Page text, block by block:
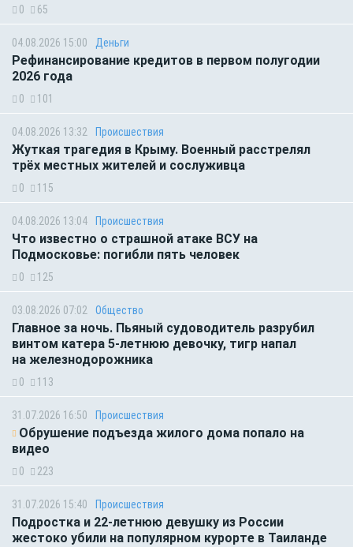
0 65
04.08.2026 15:00 Деньги
Рефинансирование кредитов в первом полугодии
2026 года
0 101
04.08.2026 13:32 Происшествия
Жуткая трагедия в Крыму. Военный расстрелял
трёх местных жителей и сослуживца
0 115
04.08.2026 13:04 Происшествия
Что известно о страшной атаке ВСУ на
Подмосковье: погибли пять человек
0 125
03.08.2026 07:02 Общество
Главное за ночь. Пьяный судоводитель разрубил
винтом катера 5-летнюю девочку, тигр напал
на железнодорожника
0 113
31.07.2026 16:50 Происшествия
Обрушение подъезда жилого дома попало на
видео
0 223
31.07.2026 15:40 Происшествия
Подростка и 22-летнюю девушку из России
жестоко убили на популярном курорте в Таиланде